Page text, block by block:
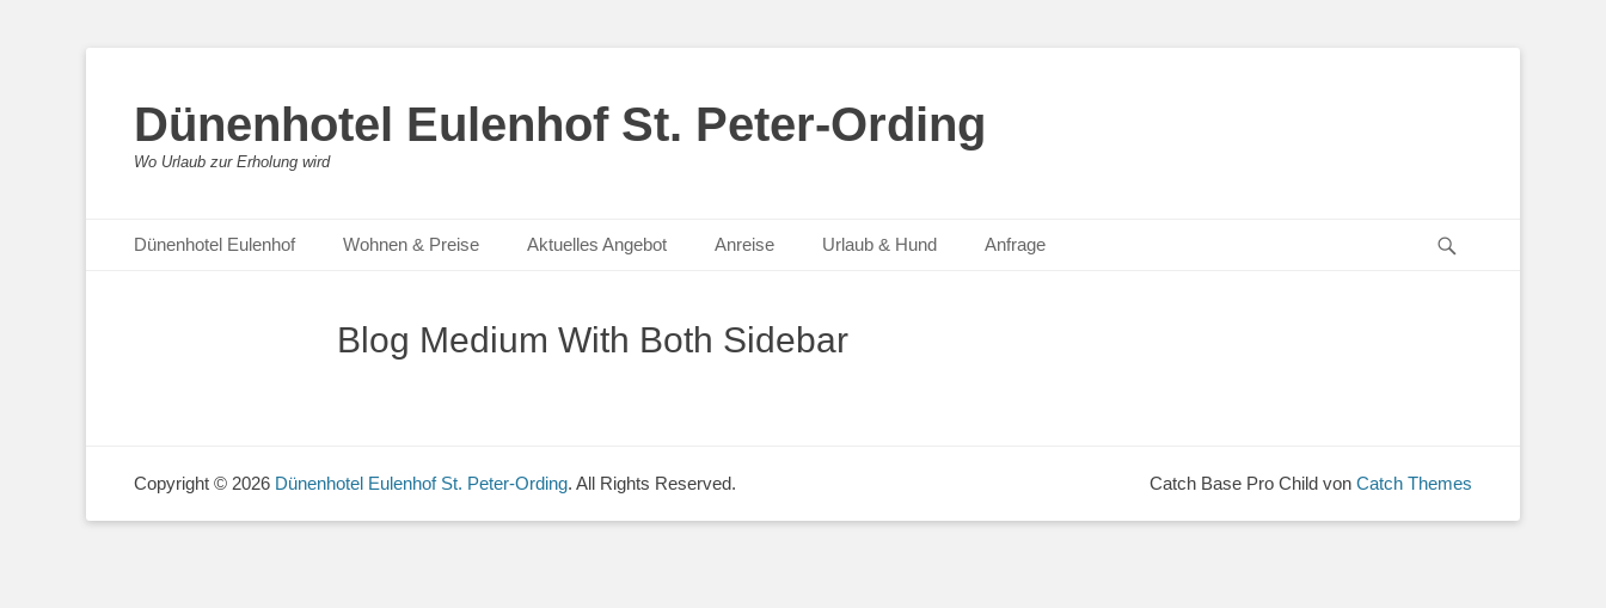
Dünenhotel Eulenhof St. Peter-Ording
Wo Urlaub zur Erholung wird
Primäres Menü
Inhalt
Dünenhotel Eulenhof Wohnen & Preise Aktuelles Angebot Anreise Urlaub & Hund Anfrage
Blog Medium With Both Sidebar
Copyright © 2026 Dünenhotel Eulenhof St. Peter-Ording. All Rights Reserved. Catch Base Pro Child von Catch Themes